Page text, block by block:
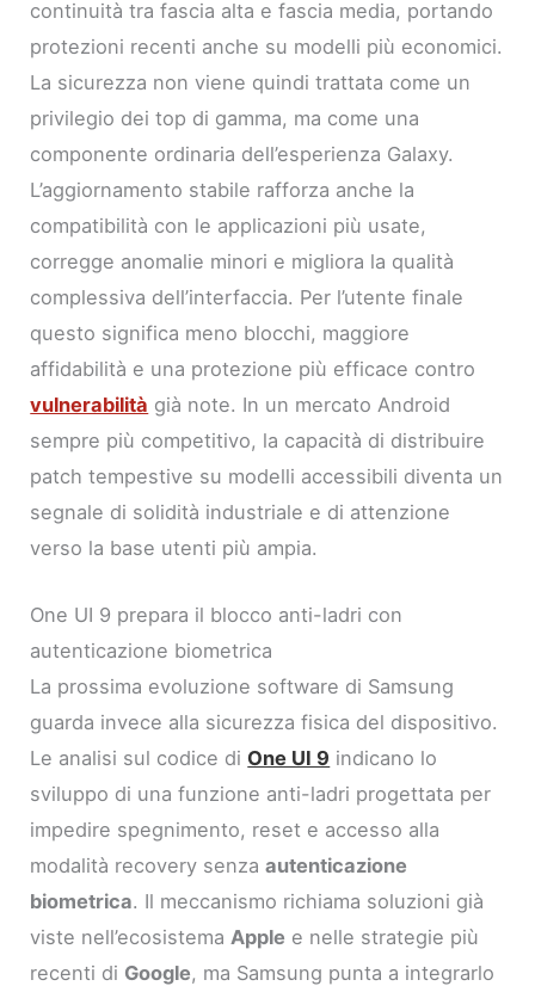
continuità tra fascia alta e fascia media, portando
protezioni recenti anche su modelli più economici.
La sicurezza non viene quindi trattata come un
privilegio dei top di gamma, ma come una
componente ordinaria dell’esperienza Galaxy.
L’aggiornamento stabile rafforza anche la
compatibilità con le applicazioni più usate,
corregge anomalie minori e migliora la qualità
complessiva dell’interfaccia. Per l’utente finale
questo significa meno blocchi, maggiore
affidabilità e una protezione più efficace contro
vulnerabilità già note. In un mercato Android
sempre più competitivo, la capacità di distribuire
patch tempestive su modelli accessibili diventa un
segnale di solidità industriale e di attenzione
verso la base utenti più ampia.
One UI 9 prepara il blocco anti-ladri con
autenticazione biometrica
La prossima evoluzione software di Samsung
guarda invece alla sicurezza fisica del dispositivo.
Le analisi sul codice di One UI 9 indicano lo
sviluppo di una funzione anti-ladri progettata per
impedire spegnimento, reset e accesso alla
modalità recovery senzaautenticazione
biometrica. Il meccanismo richiama soluzioni già
viste nell’ecosistema Apple e nelle strategie più
recenti di Google, ma Samsung punta a integrarlo